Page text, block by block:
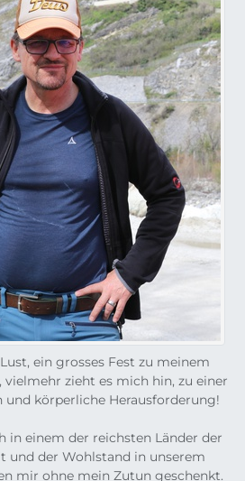
ein grosses Fest zu meinem
vielmehr zieht es mich hin, zu einer
und körperliche Herausforderung!
in einem der reichsten Länder der
und der Wohlstand in unserem
mir ohne mein Zutun geschenkt.